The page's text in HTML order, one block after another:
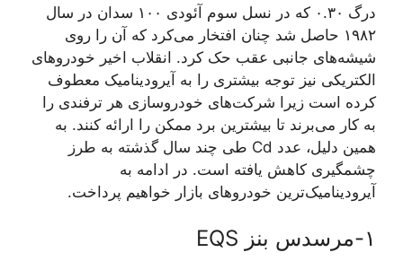
درگ ۰.۳۰ که در نسل سوم آئودی ۱۰۰ سدان در سال
۱۹۸۲ حاصل شد چنان افتخار می‌کرد که آن را روی
شیشه‌های جانبی عقب حک کرد. انقلاب اخیر خودروهای
الکتریکی نیز توجه بیشتری را به آیرودینامیک معطوف
کرده است زیرا شرکت‌های خودروسازی هر ترفندی را
به کار می‌برند تا بیشترین برد ممکن را ارائه کنند. به
همین دلیل، عدد Cd طی چند سال گذشته به طرز
چشمگیری کاهش یافته است. در ادامه به
آیرودینامیک‌ترین خودروهای بازار خواهیم پرداخت.
۱-مرسدس بنز EQS